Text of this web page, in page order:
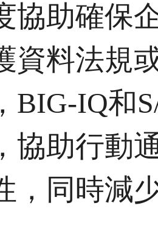
協助確保
資料法規
BIG-IQ和
協助行動
，同時減